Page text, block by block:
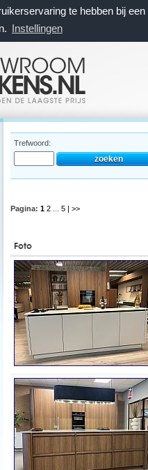
te hebben bij
Instellingen
Trefwoord:
Pagina: 1 2 5 | >>
Foto